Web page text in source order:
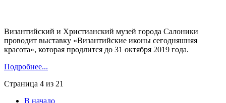
Византийский и Христианский музей города Салоники
проводит выставку «Византийские иконы сегодняшняя
красота», которая продлится до 31 октября 2019 года.
Подробнее...
Страница 4 из 21
В начало